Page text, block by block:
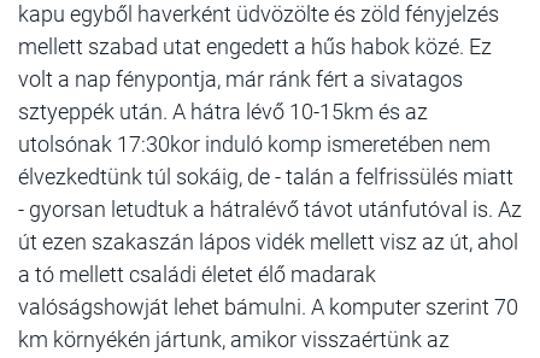
kapu egyből haverként üdvözölte és zöld fényjelzés
mellett szabad utat engedett a hűs habok közé. Ez
volt a nap fénypontja, már ránk fért a sivatagos
sztyeppék után. A hátra lévő 10-15km és az
utolsónak 17:30kor induló komp ismeretében nem
élvezkedtünk túl sokáig, de - talán a felfrissülés miatt
- gyorsan letudtuk a hátralévő távot utánfutóval is. Az
út ezen szakaszán lápos vidék mellett visz az út, ahol
a tó mellett családi életet élő madarak
valóságshowját lehet bámulni. A komputer szerint 70
km környékén jártunk, amikor visszaértünk az